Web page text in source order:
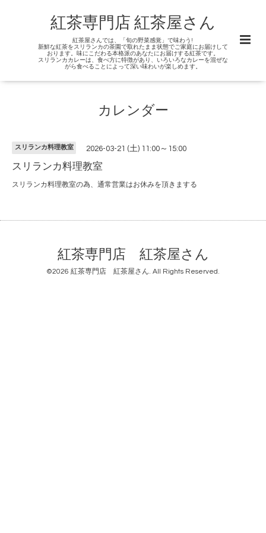
紅茶専門店 紅茶屋さん
紅茶屋さんでは、「旬の野菜感覚」で味わう!
新鮮な紅茶をスリランカの茶園で取れたまま状態でご家庭にお届けして
おります。味にこだわる本格派のあなたにお届けする紅茶です。
スリランカカレーは、食べ方に特徴があり、いろいろなカレーを混ぜな
がら食べることによって深い味わいが楽しめます。
カレンダー
スリランカ料理教室 2026-03-21 (土) 11:00～15:00
スリランカ料理教室
スリランカ料理教室の為、通常営業はお休みを頂きまする
紅茶専門店 紅茶屋さん
©2026 紅茶専門店 紅茶屋さん. All Rights Reserved.